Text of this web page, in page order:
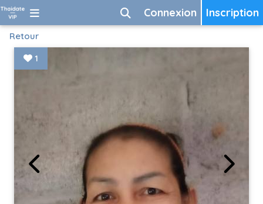
Inscription
Connexion
Retour
1